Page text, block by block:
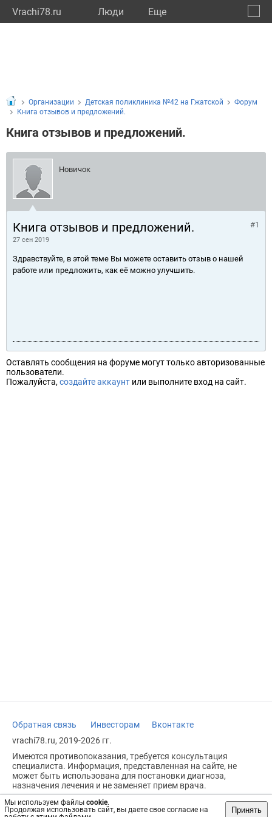
Vrachi78.ru Люди Eще
Мы используем файлы cookie.
Продолжая использовать сайт, вы даете свое согласие на
Принять
Организации Детская поликлиника №42 на Гжатской
Форум
Книга отзывов и предложений.
Книга отзывов и предложений.
Новичок
Книга отзывов и предложений.
27 сен 2019
#1
Здравствуйте, в этой теме Вы можете оставить отзыв о нашей
работе или предложить, как её можно улучшить.
Оставлять сообщения на форуме могут только авторизованные
пользователи.
Пожалуйста, создайте аккаунт или выполните вход на сайт.
Обратная связь Инвесторам
Вконтакте
vrachi78.ru, 2019-2026 гг.
Имеются противопоказания, требуется консультация
специалиста. Информация, представленная на сайте, не
может быть использована для постановки диагноза,
назначения лечения и не заменяет прием врача.
Возрастное ограничение: 18+